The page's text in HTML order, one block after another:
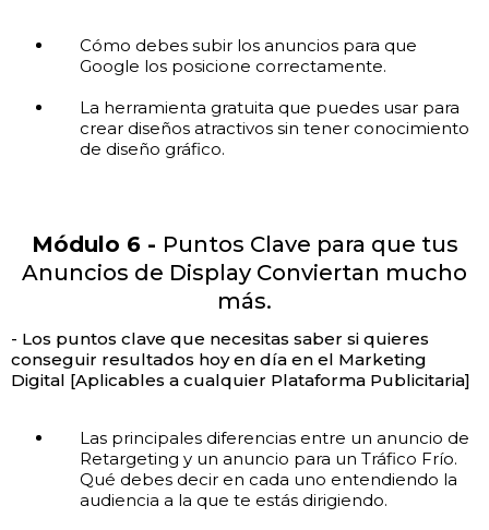
Cómo debes subir los anuncios para que
Google los posicione correctamente.
La herramienta gratuita que puedes usar para
crear diseños atractivos sin tener conocimiento
de diseño gráfico.
Módulo 6 - Puntos Clave para que tus
Anuncios de Display Conviertan mucho
más.
- Los puntos clave que necesitas saber si quieres
conseguir resultados hoy en día en el Marketing
Digital [Aplicables a cualquier Plataforma Publicitaria]
Las principales diferencias entre un anuncio de
Retargeting y un anuncio para un Tráfico Frío.
Qué debes decir en cada uno entendiendo la
audiencia a la que te estás dirigiendo.